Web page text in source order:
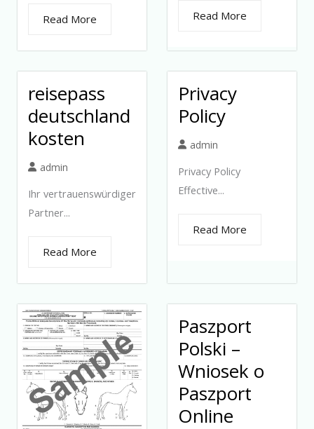
Read More Read More
reisepass
deutschland
kosten
admin
Ihr vertrauenswürdiger
Partner...
Read More
Privacy
Policy
admin
Privacy Policy
Effective...
Read More
Paszport
Polski –
Wniosek o
Paszport
Online